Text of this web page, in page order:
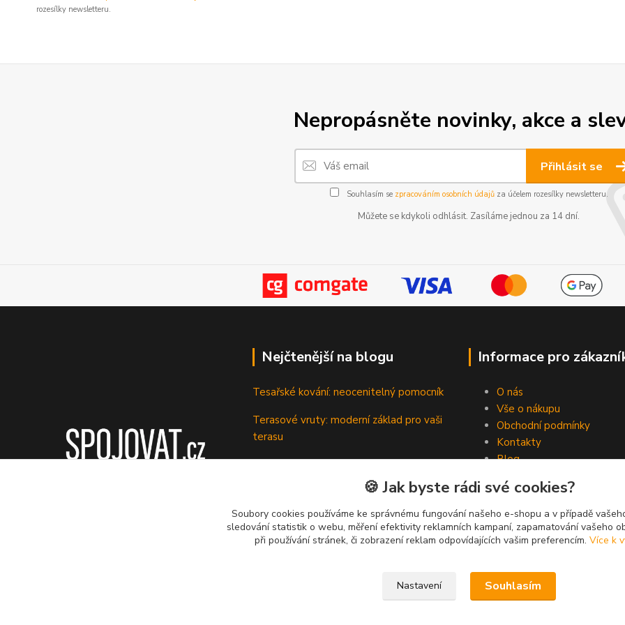
rozesílky newsletteru.
Nepropásněte novinky, akce a
Přihlásit se
Souhlasím se zpracováním osobních údajůza účelem rozesílky newsletteru.
Můžete se kdykoli odhlásit. Zasíláme jednou za 14 dní.
Nejčtenější na blogu
Tesařské kování: neocenitelný pomocník
Terasové vruty: moderní základ pro vaši
terasu
Informace pro
O nás
Vše o nákupu
Obchodní podmínky
Kontakty
Blog
🍪 Jak byste rádi své cookies?
Soubory cookies používáme ke správnému fungování našeho e-shopu a v případě
sledování statistik o webu, měření efektivity reklamních kampaní, zapamatování vašeho
při používání stránek, či zobrazení reklam odpovídajících vašim preferencím. Více k
Nastavení Souhlasím